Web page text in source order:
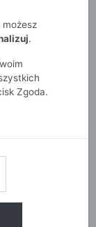
możesz
.
Zgoda.